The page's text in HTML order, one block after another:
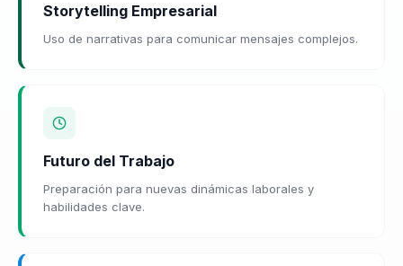
Storytelling Empresarial
Uso de narrativas para comunicar mensajes complejos.
Futuro del Trabajo
Preparación para nuevas dinámicas laborales y
habilidades clave.